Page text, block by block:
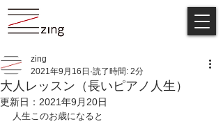
大人レッスン（長いピアノ人生）
zing
2021年9月16日 読了時間: 2分
更新日： 2021年9月20日
人生このお歳になると